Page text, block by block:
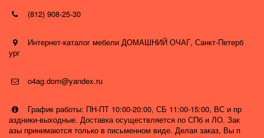
(812) 908-25-30
Интернет-каталог мебели ДОМАШНИЙ ОЧАГ, Санкт-Петерб
ург
o4ag.dom@yandex.ru
График работы: ПН-ПТ 10:00-20:00, СБ 11:00-15:00, ВС и пр
аздники-выходные. Доставка осуществляется по СПб и ЛО. Зак
азы принимаются только в письменном виде. Делая заказ, Вы п